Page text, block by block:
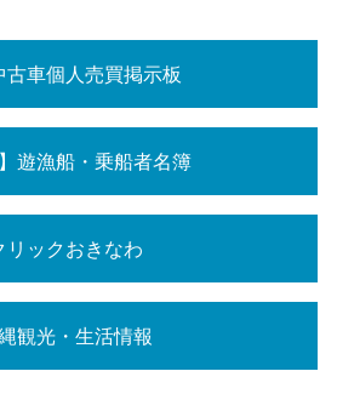
古車個人売買掲示板
】遊漁船・乗船者名簿
リックおきなわ
観光・生活情報